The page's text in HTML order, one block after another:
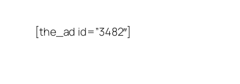
[the_ad id=”3482″]